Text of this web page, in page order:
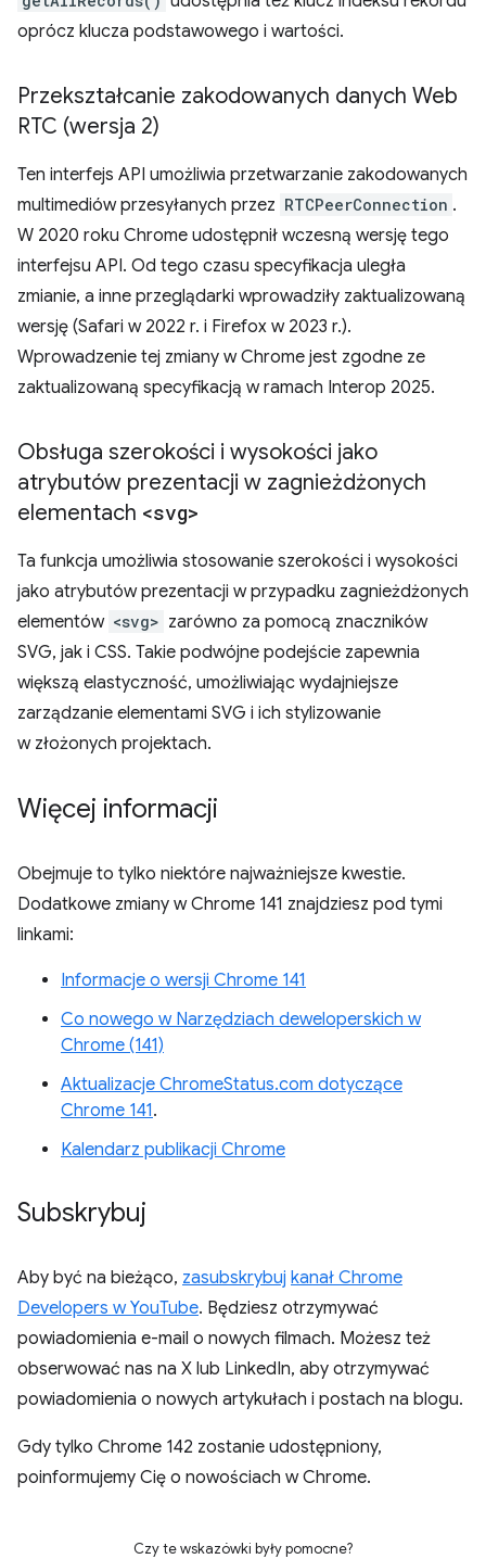
oprócz klucza podstawowego i wartości.
Przekształcanie zakodowanych danych Web
RTC (wersja 2)
Ten interfejs API umożliwia przetwarzanie zakodowanych
multimediów przesyłanych przez RTCPeerConnection .
W 2020 roku Chrome udostępnił wczesną wersję tego
interfejsu API. Od tego czasu specyfikacja uległa
zmianie, a inne przeglądarki wprowadziły zaktualizowaną
wersję (Safari w 2022 r. i Firefox w 2023 r.).
Wprowadzenie tej zmiany w Chrome jest zgodne ze
zaktualizowaną specyfikacją w ramach Interop 2025.
Obsługa szerokości i wysokości jako
atrybutów prezentacji w zagnieżdżonych
elementach <svg>
Ta funkcja umożliwia stosowanie szerokości i wysokości
jako atrybutów prezentacji w przypadku zagnieżdżonych
elementów <svg> zarówno za pomocą znaczników
SVG, jak i CSS. Takie podwójne podejście zapewnia
większą elastyczność, umożliwiając wydajniejsze
zarządzanie elementami SVG i ich stylizowanie
w złożonych projektach.
Więcej informacji
Obejmuje to tylko niektóre najważniejsze kwestie.
Dodatkowe zmiany w Chrome 141 znajdziesz pod tymi
linkami:
Informacje o wersji Chrome 141
Co nowego w Narzędziach deweloperskich w
Chrome (141)
Aktualizacje ChromeStatus.com dotyczące
Chrome 141.
Kalendarz publikacji Chrome
Subskrybuj
Aby być na bieżąco, zasubskrybuj kanał Chrome
Developers w YouTube. Będziesz otrzymywać
powiadomienia e-mail o nowych filmach. Możesz też
obserwować nas na X lub LinkedIn, aby otrzymywać
powiadomienia o nowych artykułach i postach na blogu.
Gdy tylko Chrome 142 zostanie udostępniony,
poinformujemy Cię o nowościach w Chrome.
Czy te wskazówki były pomocne?